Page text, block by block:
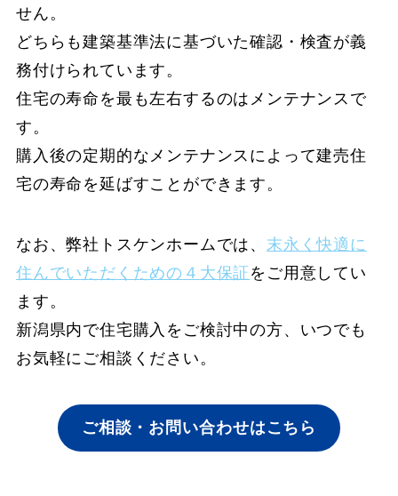
せん。
どちらも建築基準法に基づいた確認・検査が義
務付けられています。
住宅の寿命を最も左右するのはメンテナンスで
す。
購入後の定期的なメンテナンスによって建売住
宅の寿命を延ばすことができます。
なお、弊社トスケンホームでは、末永く快適に
住んでいただくための４大保証 をご用意してい
ます。
新潟県内で住宅購入をご検討中の方、いつでも
お気軽にご相談ください。
ご相談・お問い合わせはこちら